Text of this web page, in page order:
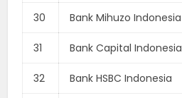
30 Bank Mihuzo Indonesia
31 Bank Capital Indonesia
32 Bank HSBC Indonesia